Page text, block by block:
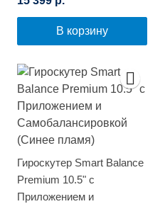
(Космос)
В корзину
Гироскутер Smart Balance
Premium 10.5" с
Приложением и